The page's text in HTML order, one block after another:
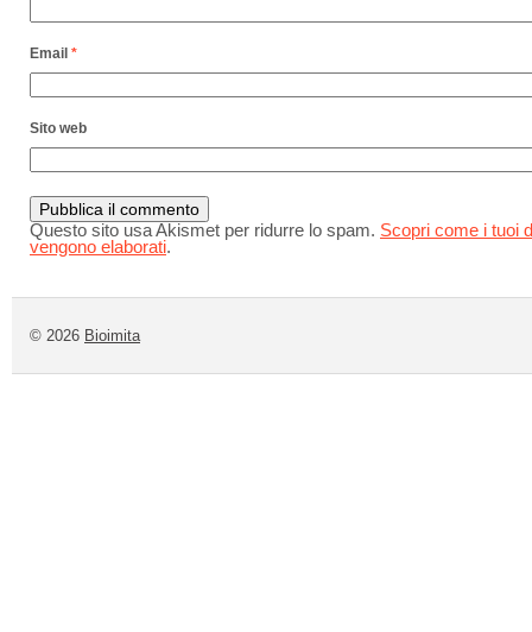
Email *
Sito web
Questo sito usa Akismet per ridurre lo spam. Scopri come i tuoi
vengono elaborati.
© 2026 Bioimita